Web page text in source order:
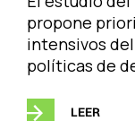
propone
intensivos
políticas de
LEER